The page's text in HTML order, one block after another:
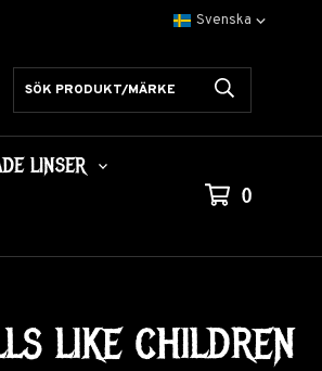
LINSER
0
LIKE CHILDREN